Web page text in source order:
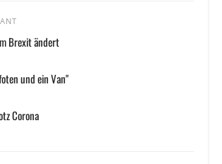
Brexit ändert
und ein Van"
Corona